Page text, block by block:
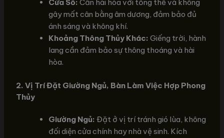
Cửa Sổ: Cần hài hòa với tổng thể và không
gây mất cân bằng âm dương, đảm bảo đủ
ánh sáng và không khí.
Khoảng Thông Thủy Khác: Giếng trời, hành
lang cần đảm bảo sự thông thoáng và hài
hòa.
2. Vị Trí Đặt Giường Ngủ, Bàn Làm Việc Hợp Phong
Thủy
Giường Ngủ: Đặt ở vị trí tránh gió lùa, không
đối diện cửa chính hay nhà vệ sinh. Kích